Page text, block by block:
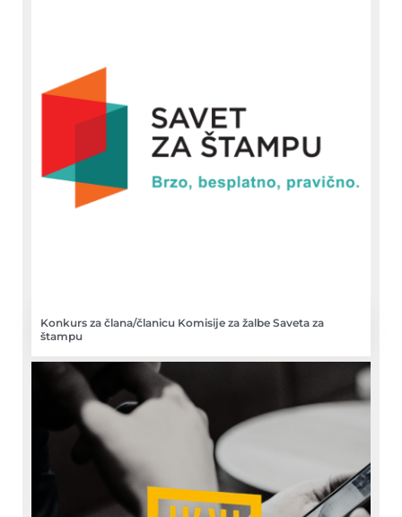
Konkurs za člana/članicu Komisije za žalbe Saveta za
štampu